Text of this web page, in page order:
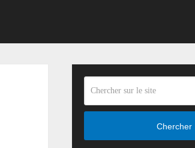
Chercher